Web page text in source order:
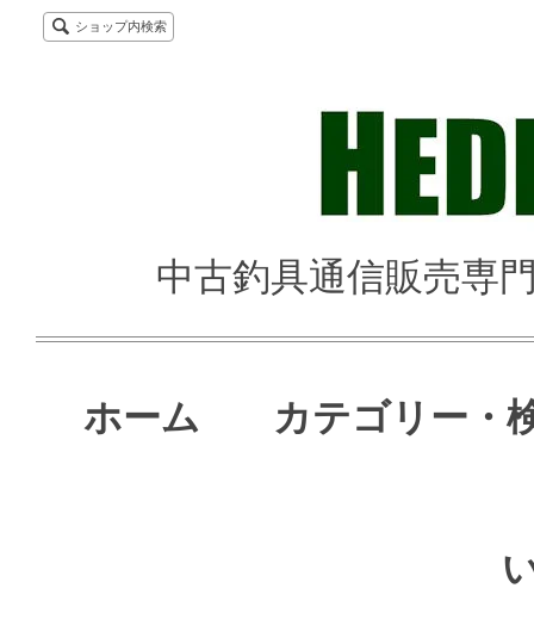
ショップ内検索
中古釣具通信販売専
ホーム カテゴリー・